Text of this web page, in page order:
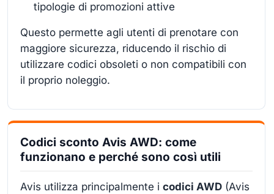
tipologie di promozioni attive
Questo permette agli utenti di prenotare con
maggiore sicurezza, riducendo il rischio di
utilizzare codici obsoleti o non compatibili con
il proprio noleggio.
Codici sconto Avis AWD: come
funzionano e perché sono così utili
Avis utilizza principalmente i codici AWD (Avis